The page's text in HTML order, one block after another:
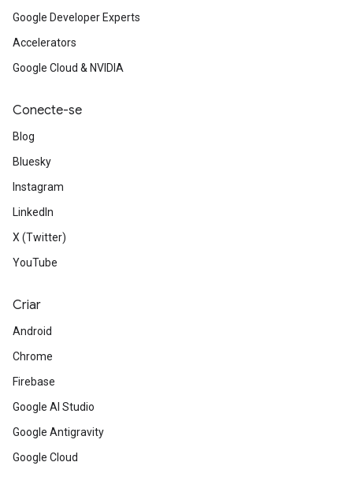
Google Developer Experts
Accelerators
Google Cloud & NVIDIA
Conecte-se
Blog
Bluesky
Instagram
LinkedIn
X (Twitter)
YouTube
Criar
Android
Chrome
Firebase
Google AI Studio
Google Antigravity
Google Cloud